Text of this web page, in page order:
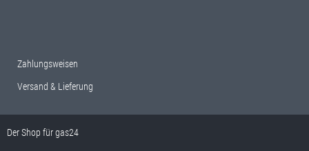
Zahlungsweisen
Versand & Lieferung
Der Shop fürgas24